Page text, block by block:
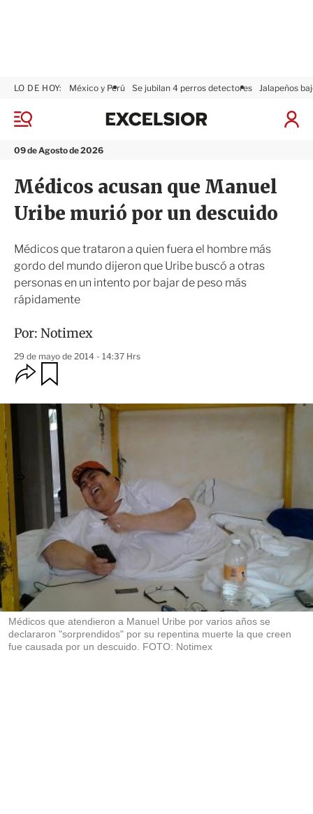
M
n
09 de Agosto de 2026
LO DE HOY: México y Perú Se jubilan 4 perros detectores Jalapeños
I
x
s
i
r
Médicos acusan que Manuel
Uribe murió por un descuido
Médicos que trataron a quien fuera el hombre más
gordo del mundo dijeron que Uribe buscó a otras
personas en un intento por bajar de peso más
rápidamente
Por: Notimex
29 de mayo de 2014 - 14:37 Hrs
O
p
i
m
p
a
t
i
r
d
a
r
Médicos que atendieron a Manuel Uribe por varios años se
declararon "sorprendidos" por su repentina muerte la que creen
fue causada por un descuido. FOTO: Notimex